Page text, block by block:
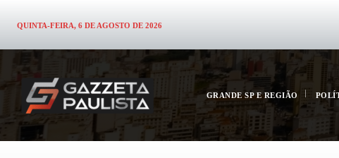
QUINTA-FEIRA, 6 DE AGOSTO DE 2026
GRANDE SP E REGIÃO